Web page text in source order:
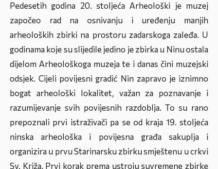
Pedesetih godina 20. stoljeća Arheološki je muzej
započeo rad na osnivanju i uređenju manjih
arheoloških zbirki na prostoru zadarskoga zaleđa. U
godinama koje su slijedile jedino je zbirka u Ninu ostala
dijelom Arheološkoga muzeja te i danas čini muzejski
odsjek. Cijeli povijesni gradić Nin zapravo je iznimno
bogat arheološki lokalitet, važan za poznavanje i
razumijevanje svih povijesnih razdoblja. To su rano
prepoznali prvi istraživači pa se od kraja 19. stoljeća
ninska arheološka i povijesna građa sakuplja i
organizira u prvu Starinarsku zbirku smještenu u crkvi
Sv. Križa. Prvi korak prema ustroju suvremene zbirke